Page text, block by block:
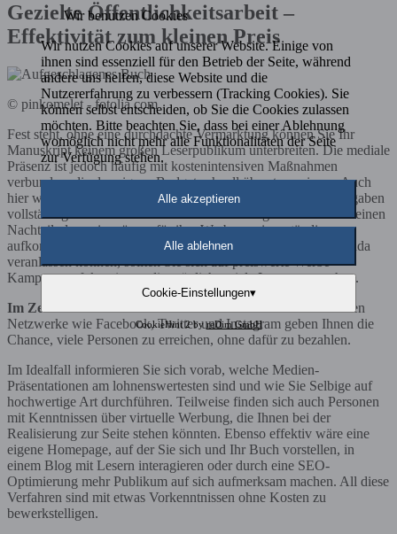
Gezielte Öffentlichkeitsarbeit –
Effektivität zum kleinen Preis
© pinkomelet - fotolia.com
Fest steht, ohne eine durchdachte Vermarktung können Sie Ihr
Manuskript keinem großen Leserpublikum unterbreiten. Die mediale
Präsenz ist jedoch häufig mit kostenintensiven Maßnahmen
verbunden, die das eigene Budget schnell überstrapazieren. Auch
hier würde ein großer Verlag hilfreich sein, weil jener die Ausgaben
vollständig übernimmt. Besonders Selbstverleger haben daher einen
Nachteil, denn sie müssen für ihre Werbung eigenständig
aufkommen. Damit Sie als Autor dennoch genügend Propaganda
veranlassen können, sollten Sie sich auf preiswerte Werbe-
Kampagnen fokussieren, die möglichst viele Leser ansprechen.
Im Zentrum steht natürlich das Internet
. Gerade die sozialen
Netzwerke wie Facebook, Twitter und Instagram geben Ihnen die
Chance, viele Personen zu erreichen, ohne dafür zu bezahlen.
Im Idealfall informieren Sie sich vorab, welche Medien-
Präsentationen am lohnenswertesten sind und wie Sie Selbige auf
hochwertige Art durchführen. Teilweise finden sich auch Personen
mit Kenntnissen über virtuelle Werbung, die Ihnen bei der
Realisierung zur Seite stehen könnten. Ebenso effektiv wäre eine
eigene Homepage, auf der Sie sich und Ihr Buch vorstellen, in
einem Blog mit Lesern interagieren oder durch eine SEO-
Optimierung mehr Publikum auf sich aufmerksam machen. All diese
Verfahren sind mit etwas Vorkenntnissen ohne Kosten zu
bewerkstelligen.
Wir benutzen Cookies
Wir nutzen Cookies auf unserer Website. Einige von
ihnen sind essenziell für den Betrieb der Seite, während
andere uns helfen, diese Website und die
Nutzererfahrung zu verbessern (Tracking Cookies). Sie
können selbst entscheiden, ob Sie die Cookies zulassen
möchten. Bitte beachten Sie, dass bei einer Ablehnung
womöglich nicht mehr alle Funktionalitäten der Seite
zur Verfügung stehen.
Alle akzeptieren
Alle ablehnen
Cookie-Einstellungen▾
CookieHint 2 byreDim GmbH